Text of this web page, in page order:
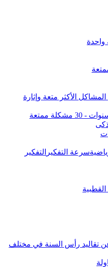
5 سنوات هي المشاكل الأكثر متعة وإثارة
سرعة التفكير التفكير
تقاليد رأس السنة في مختلف